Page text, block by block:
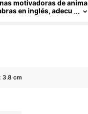
motivadoras de anima
en inglés, adecu
: 3.8 cm